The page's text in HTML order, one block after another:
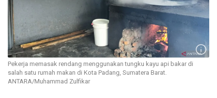
Pekerja memasak rendang menggunakan tungku kayu api bakar di
salah satu rumah makan di Kota Padang, Sumatera Barat.
ANTARA/Muhammad Zulfikar